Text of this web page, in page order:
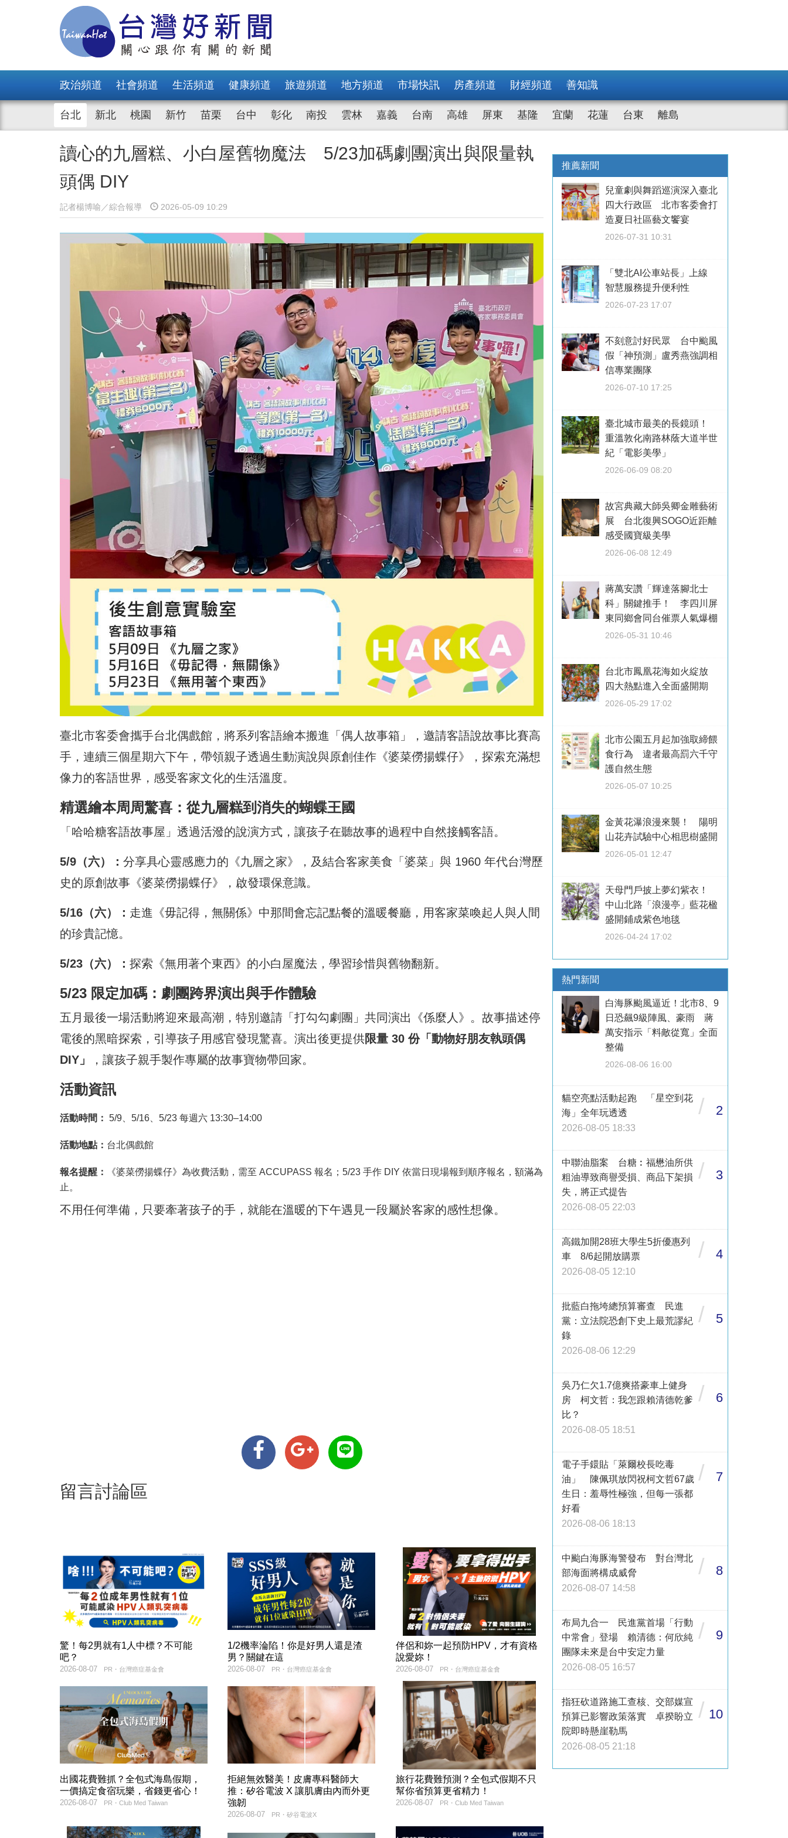
政治頻道 社會頻道 生活頻道 健康頻道 旅遊頻道 地方頻道 市場快訊 房產頻道 財經頻道 善知識
台北 新北 桃園 新竹 苗栗 台中 彰化 南投 雲林 嘉義 台南 高雄 屏東 基隆 宜蘭 花蓮 台東 離島
讀心的九層糕、小白屋舊物魔法 5/23加碼劇團演出與限量執
頭偶 DIY
記者楊博喻／綜合報導 2026-05-09 10:29
臺北市客委會攜手台北偶戲館，將系列客語繪本搬進「偶人故事箱」，邀請客語說故事比賽高
手，連續三個星期六下午，帶領親子透過生動演說與原創佳作《婆菜僗揚蝶仔》，探索充滿想
像力的客語世界，感受客家文化的生活溫度。
精選繪本周周驚喜：從九層糕到消失的蝴蝶王國
「哈哈糖客語故事屋」透過活潑的說演方式，讓孩子在聽故事的過程中自然接觸客語。
5/9（六）： 分享具心靈感應力的《九層之家》，及結合客家美食「婆菜」與 1960 年代台灣歷
史的原創故事《婆菜僗揚蝶仔》，啟發環保意識。
5/16（六）： 走進《毋記得，無關係》中那間會忘記點餐的溫暖餐廳，用客家菜喚起人與人間
的珍貴記憶。
5/23（六）： 探索《無用著个東西》的小白屋魔法，學習珍惜與舊物翻新。
5/23 限定加碼：劇團跨界演出與手作體驗
五月最後一場活動將迎來最高潮，特別邀請「打勾勾劇團」共同演出《係麼人》。故事描述停
電後的黑暗探索，引導孩子用感官發現驚喜。演出後更提供限量 30 份「動物好朋友執頭偶
DIY」
，讓孩子親手製作專屬的故事寶物帶回家。
活動資訊
活動時間： 5/9、5/16、5/23 每週六 13:30–14:00
活動地點： 台北偶戲館
報名提醒：
《婆菜僗揚蝶仔》為收費活動，需至 ACCUPASS 報名；5/23 手作 DIY 依當日現場報到順序報名，額滿為
止。
不用任何準備，只要牽著孩子的手，就能在溫暖的下午遇見一段屬於客家的感性想像。
留言討論區
驚！每2男就有1人中標？不可能
吧？
PR・台灣癌症基金會
2026-08-07
1/2機率淪陷！你是好男人還是渣
男？關鍵在這
PR・台灣癌症基金會
2026-08-07
伴侶和妳一起預防HPV，才有資格
說愛妳！
PR・台灣癌症基金會
2026-08-07
出國花費難抓？全包式海島假期，
一價搞定食宿玩樂，省錢更省心！
PR・Club Med Taiwan
2026-08-07
拒絕無效醫美！皮膚專科醫師大
推：矽谷電波 X 讓肌膚由內而外更
強韌
PR・矽谷電波X
2026-08-07
旅行花費難預測？全包式假期不只
幫你省預算更省精力！
PR・Club Med Taiwan
2026-08-07
推薦新聞
兒童劇與舞蹈巡演深入臺北
四大行政區 北市客委會打
造夏日社區藝文饗宴
2026-07-31 10:31
「雙北AI公車站長」上線
智慧服務提升便利性
2026-07-23 17:07
不刻意討好民眾 台中颱風
假「神預測」盧秀燕強調相
信專業團隊
2026-07-10 17:25
臺北城市最美的長鏡頭！
重溫敦化南路林蔭大道半世
紀「電影美學」
2026-06-09 08:20
故宮典藏大師吳卿金雕藝術
展 台北復興SOGO近距離
感受國寶級美學
2026-06-08 12:49
蔣萬安讚「輝達落腳北士
科」關鍵推手！ 李四川屏
東同鄉會同台催票人氣爆棚
2026-05-31 10:46
台北市鳳凰花海如火綻放
四大熱點進入全面盛開期
2026-05-29 17:02
北市公園五月起加強取締餵
食行為 違者最高罰六千守
護自然生態
2026-05-07 10:25
金黃花瀑浪漫來襲！ 陽明
山花卉試驗中心相思樹盛開
2026-05-01 12:47
天母門戶披上夢幻紫衣！
中山北路「浪漫亭」藍花楹
盛開鋪成紫色地毯
2026-04-24 17:02
熱門新聞
白海豚颱風逼近！北市8、9
日恐飆9級陣風、豪雨 蔣
萬安指示「料敵從寬」全面
整備
2026-08-06 16:00
貓空亮點活動起跑 「星空到花
海」全年玩透透
2026-08-05 18:33
/ 2
中聯油脂案 台糖︰福懋油所供
粗油導致商譽受損、商品下架損
失，將正式提告
2026-08-05 22:03
/ 3
高鐵加開28班大學生5折優惠列
車 8/6起開放購票
2026-08-05 12:10
/ 4
批藍白拖垮總預算審查 民進
黨：立法院恐創下史上最荒謬紀
錄
2026-08-06 12:29
/ 5
吳乃仁欠1.7億爽搭豪車上健身
房 柯文哲：我怎跟賴清德乾爹
比？
2026-08-05 18:51
/ 6
電子手鐶貼「萊爾校長吃毒
油」 陳佩琪放閃祝柯文哲67歲
生日：羞辱性極強，但每一張都
好看
2026-08-06 18:13
/ 7
中颱白海豚海警發布 對台灣北
部海面將構成威脅
2026-08-07 14:58
/ 8
布局九合一 民進黨首場「行動
中常會」登場 賴清德：何欣純
團隊未來是台中安定力量
2026-08-05 16:57
/ 9
指狂砍道路施工查核、交部媒宣
預算已影響政策落實 卓揆盼立
院即時懸崖勒馬
2026-08-05 21:18
/ 10